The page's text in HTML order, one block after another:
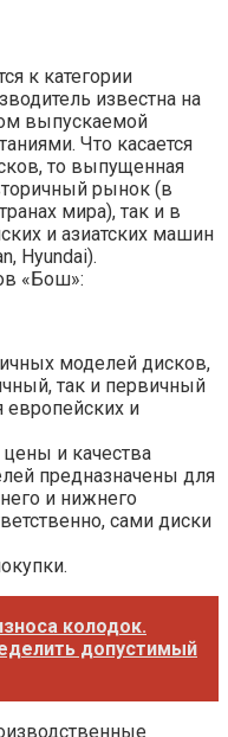
к категории
известна на
выпускаемой
Что касается
то выпущенная
рынок (в
мира), так и в
и азиатских машин
Hyundai).
«Бош»:
моделей дисков,
так и первичный
европейских и
и качества
предназначены для
и нижнего
сами диски
колодок.
допустимый